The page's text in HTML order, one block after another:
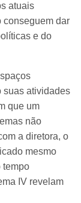
atuais
conseguem dar
e do
suas atividades
que um
não
a diretora, o
mesmo
tempo
IV revelam